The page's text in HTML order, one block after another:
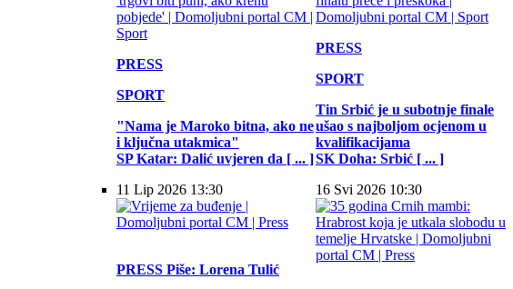
PRESS
SPORT
"Nama je Maroko bitna, ako ne
i ključna utakmica"
SP Katar: Dalić uvjeren da [ ... ]
PRESS
SPORT
Tin Srbić je u subotnje finale
ušao s najboljom ocjenom u
kvalifikacijama
SK Doha: Srbić [ ... ]
11 Lip 2026 13:30
PRESS Piše: Lorena Tulić
16 Svi 2026 10:30